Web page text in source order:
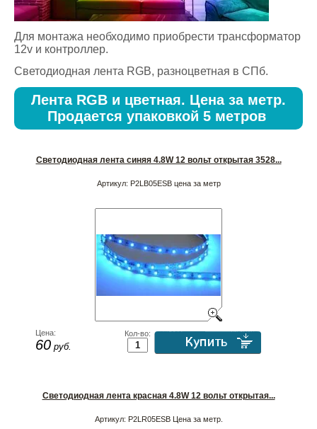
Для монтажа необходимо приобрести трансформатор
12v и контроллер.
Светодиодная лента RGB, разноцветная в СПб.
Лента RGB и цветная. Цена за метр.
Продается упаковкой 5 метров
Светодиодная лента синяя 4.8W 12 вольт открытая 3528...
Артикул: P2LB05ESB цена за метр
Цена:
60 руб.
Кол-во:
Светодиодная лента красная 4.8W 12 вольт открытая...
Артикул: P2LR05ESB Цена за метр.